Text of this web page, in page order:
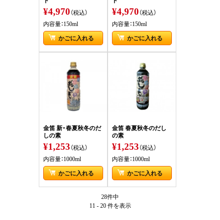
¥4,970（税込）
内容量：150ml
かごに入れる
¥4,970（税込）
内容量：150ml
かごに入れる
金笛 新・春夏秋冬のだ
しの素
¥1,253（税込）
内容量：1000ml
かごに入れる
金笛 春夏秋冬のだし
の素
¥1,253（税込）
内容量：1000ml
かごに入れる
28件中
11 - 20 件を表示